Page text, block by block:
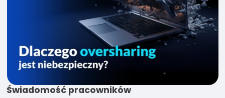
Świadomość pracowników